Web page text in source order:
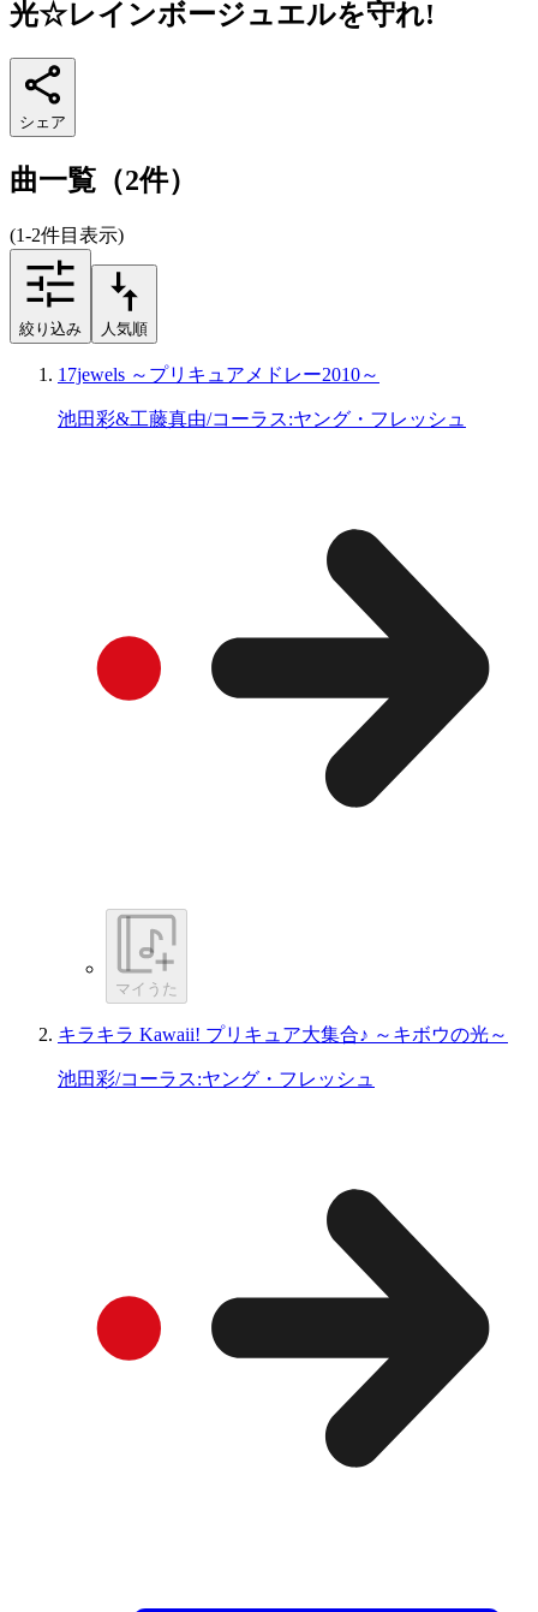
光☆レインボージュエルを守れ!
シェア
曲一覧（2件）
(1-2件目表示)
絞り込み 人気順
17jewels ～プリキュアメドレー2010～
池田彩&工藤真由/コーラス:ヤング・フレッシュ
マイうた
キラキラ Kawaii! プリキュア大集合♪ ～キボウの光～
池田彩/コーラス:ヤング・フレッシュ